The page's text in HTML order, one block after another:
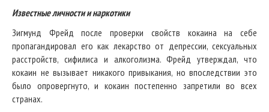
Известные личности и наркотики
Зигмунд Фрейд после проверки свойств кокаина на себе
пропагандировал его как лекарство от депрессии, сексуальных
расстройств, сифилиса и алкоголизма. Фрейд утверждал, что
кокаин не вызывает никакого привыкания, но впоследствии это
было опровергнуто, и кокаин постепенно запретили во всех
странах.